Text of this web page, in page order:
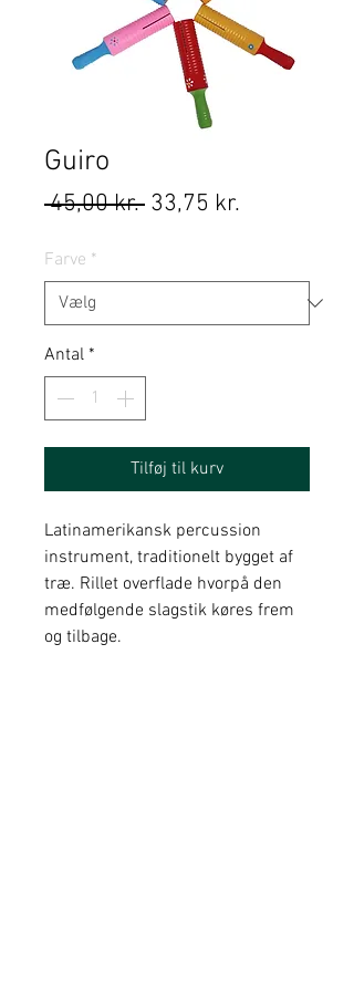
Guiro
45,00 kr. Regulær
33,75 kr.
Farve *
Antal *
Tilføj til kurv
Latinamerikansk percussion
instrument, traditionelt bygget af
træ. Rillet overflade hvorpå den
medfølgende slagstik køres frem
og tilbage.